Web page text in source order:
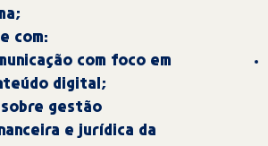
com:
com foco em
digital;
gestão
e jurídica da